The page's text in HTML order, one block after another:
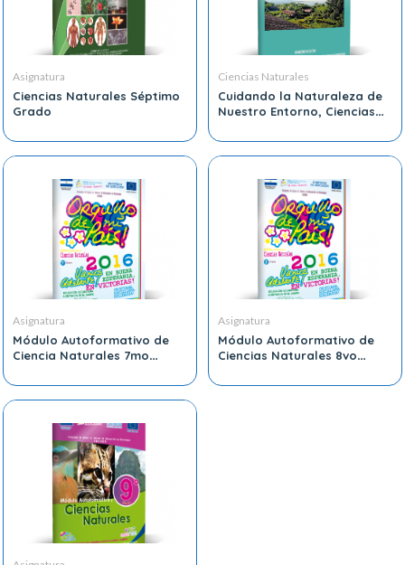
Asignatura
Ciencias Naturales Séptimo
Grado
Ciencias Naturales
Cuidando la Naturaleza de
Nuestro Entorno, Ciencias
Asignatura
Módulo Autoformativo de
Ciencia Naturales 7mo
Asignatura
Módulo Autoformativo de
Ciencias Naturales 8vo